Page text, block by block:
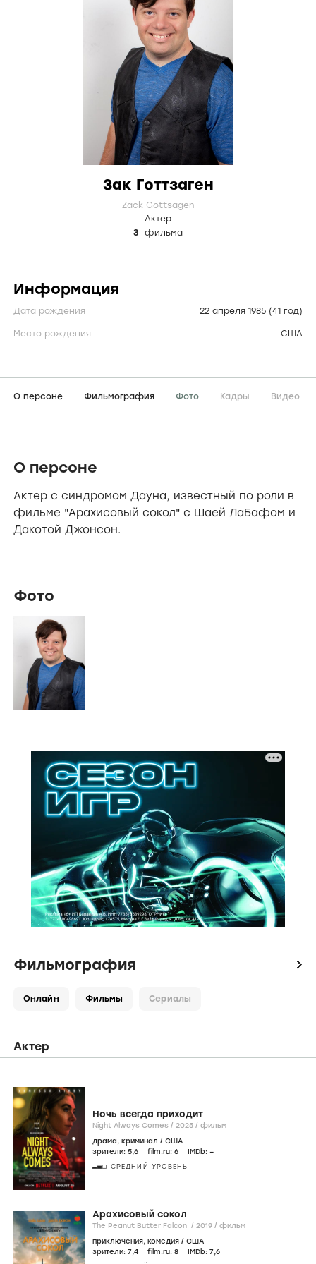
Зак Готтзаген
Zack Gottsagen
Актер
3
фильма
Информация
Дата рождения 22 апреля 1985 (41 год)
Место рождения США
О персоне Фильмография Фото Кадры Видео
О персоне
Актер с синдромом Дауна, известный по роли в
фильме "Арахисовый сокол" с Шаей ЛаБафом и
Дакотой Джонсон.
Фото
Фильмография icon
Онлайн Фильмы Сериалы
Актер
Ночь всегда приходит
Night Always Comes / 2025 / фильм
драма, криминал / США
зрители: 5,6 film.ru: 6 IMDb: –
СРЕДНИЙ УРОВЕНЬ
Арахисовый сокол
The Peanut Butter Falcon / 2019 / фильм
приключения, комедия / США
зрители: 7,4 film.ru: 8 IMDb: 7,6